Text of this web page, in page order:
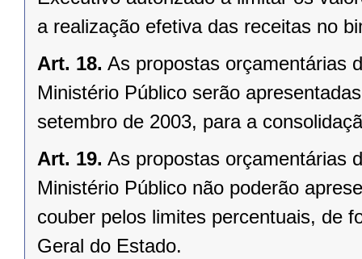
a realização efetiva das receitas no
Art. 18. As propostas orçamentárias
Ministério Público serão
setembro de 2003, para a
Art. 19. As propostas orçamentárias
Ministério Público não poderão
couber pelos limites percentuais, de
Geral do Estado.